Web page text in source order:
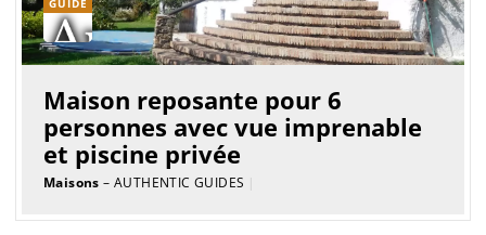
GUIDE
Maison reposante pour 6
personnes avec vue imprenable
et piscine privée
Maisons – AUTHENTIC GUIDES |